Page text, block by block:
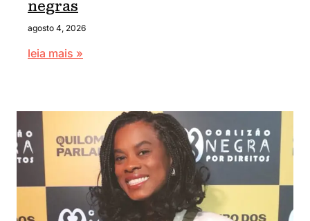
negras
agosto 4, 2026
leia mais »